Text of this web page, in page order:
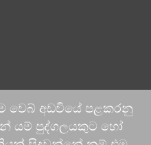
වෙබ් අඩවියේ පළකරනු
යම් පුද්ගලයකුට හෝ